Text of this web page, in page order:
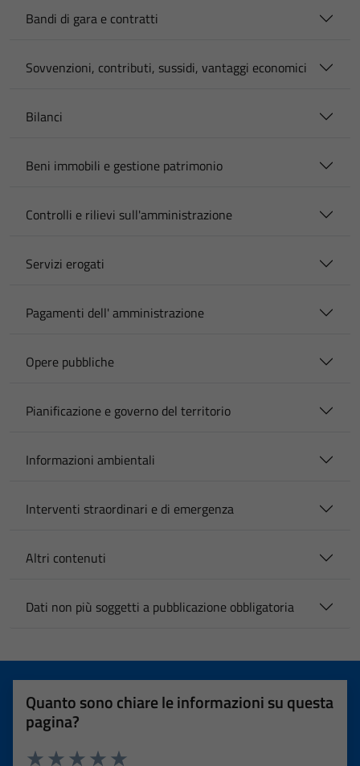
Bandi di gara e contratti
Sovvenzioni, contributi, sussidi, vantaggi economici
Bilanci
Beni immobili e gestione patrimonio
Controlli e rilievi sull'amministrazione
Servizi erogati
Pagamenti dell' amministrazione
Opere pubbliche
Pianificazione e governo del territorio
Informazioni ambientali
Interventi straordinari e di emergenza
Altri contenuti
Dati non più soggetti a pubblicazione obbligatoria
Quanto sono chiare le informazioni su questa
pagina?